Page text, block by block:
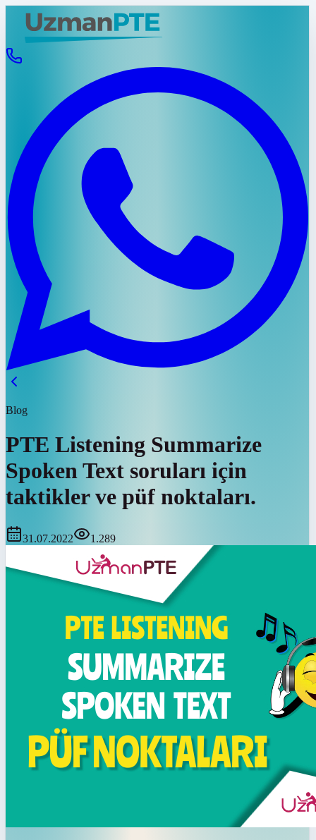
Blog
PTE Listening Summarize
Spoken Text soruları için
taktikler ve püf noktaları.
31.07.2022 1.289